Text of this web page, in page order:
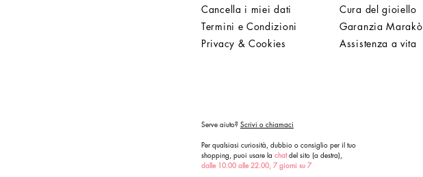
Cancella i miei dati
Termini e Condizioni
Privacy & Cookies
Cura del gioiello
Garanzia Marakò
Assistenza a vita
Serve aiuto? Scrivi o chiamaci
Per qualsiasi curiosità, dubbio o consiglio per il tuo
shopping, puoi usare la chatdel sito (a destra),
dalle 10.00 alle 22.00, 7 giorni su 7